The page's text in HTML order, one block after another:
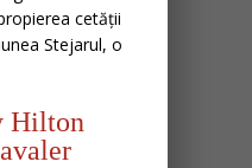
cetății
Stejarul, o
Hilton